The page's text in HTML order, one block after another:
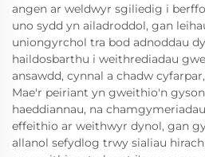
angen ar weldwyr sgiliedig i
uno sydd yn ailadroddol, gan
uniongyrchol tra bod adnoddau
haildosbarthu i weithrediadau
ansawdd, cynnal a chadw
Mae'r peiriant yn gweithio'n
haeddiannau, na
effeithio ar weithwyr dynol, gan
allanol sefydlog trwy sialiau